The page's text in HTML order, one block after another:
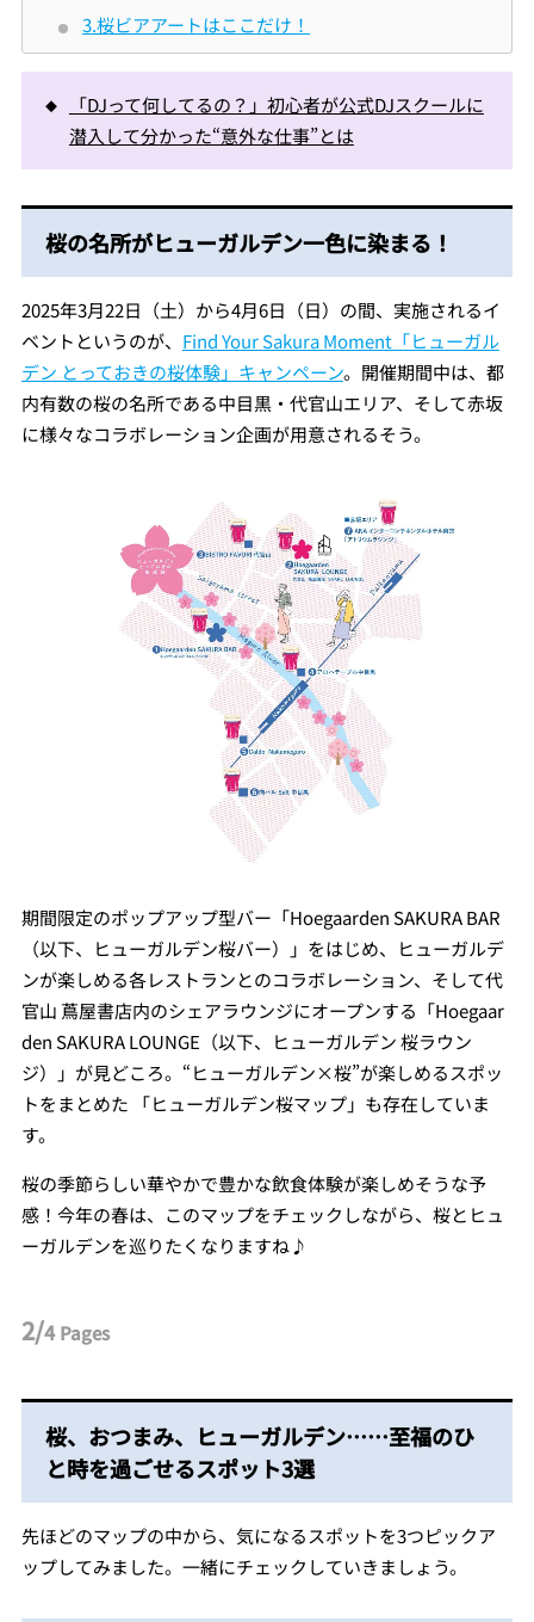
3.桜ビアアートはここだけ！
「DJって何してるの？」初心者が公式DJスクールに
潜入して分かった“意外な仕事”とは
桜の名所がヒューガルデン一色に染まる！
2025年3月22日（土）から4月6日（日）の間、実施されるイ
ベントというのが、 Find Your Sakura Moment「ヒューガル
デン とっておきの桜体験」キャンペーン。開催期間中は、都
内有数の桜の名所である中目黒・代官山エリア、そして赤坂
に様々なコラボレーション企画が用意されるそう。
期間限定のポップアップ型バー「Hoegaarden SAKURA BAR
（以下、ヒューガルデン桜バー）」をはじめ、ヒューガルデ
ンが楽しめる各レストランとのコラボレーション、そして代
官山 蔦屋書店内のシェアラウンジにオープンする「Hoegaar
den SAKURA LOUNGE（以下、ヒューガルデン 桜ラウン
ジ）」が見どころ。“ヒューガルデン×桜”が楽しめるスポッ
トをまとめた 「ヒューガルデン桜マップ」も存在していま
す。
桜の季節らしい華やかで豊かな飲食体験が楽しめそうな予
感！今年の春は、このマップをチェックしながら、桜とヒュ
ーガルデンを巡りたくなりますね♪
2/4Pages
桜、おつまみ、ヒューガルデン……至福のひ
と時を過ごせるスポット3選
先ほどのマップの中から、気になるスポットを3つピックア
ップしてみました。一緒にチェックしていきましょう。